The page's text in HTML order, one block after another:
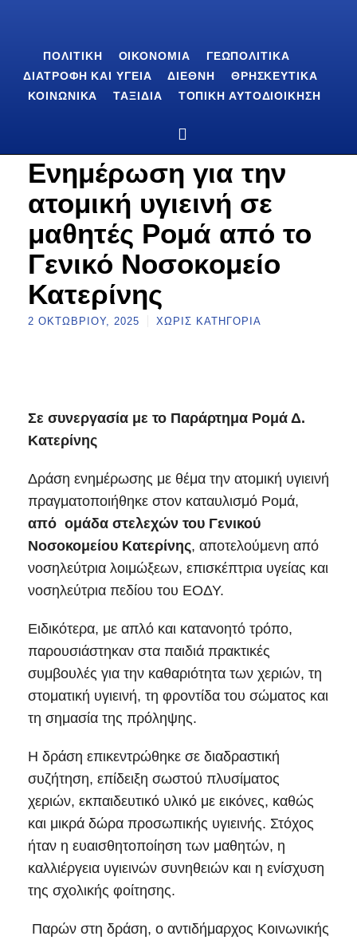
ΠΟΛΙΤΙΚΉ ΟΙΚΟΝΟΜΊΑ
ΓΕΩΠΟΛΙΤΙΚΆ
ΔΙΑΤΡΟΦΉ ΚΑΙ ΥΓΕΊΑ
ΔΙΕΘΝΉ
ΘΡΗΣΚΕΥΤΙΚΆ
ΚΟΙΝΩΝΙΚΆ
ΤΑΞΊΔΙΑ ΤΟΠΙΚΉ ΑΥΤΟΔΙΟΊΚΗΣΗ
Ενημέρωση για την
ατομική υγιεινή σε
μαθητές Ρομά από το
Γενικό Νοσοκομείο
Κατερίνης
2 ΟΚΤΩΒΡΊΟΥ, 2025 ΧΩΡΊΣ ΚΑΤΗΓΟΡΊΑ
Σε συνεργασία με το Παράρτημα Ρομά Δ.
Κατερίνης
Δράση ενημέρωσης με θέμα την ατομική υγιεινή
πραγματοποιήθηκε στον καταυλισμό Ρομά,
από ομάδα στελεχών του Γενικού
Νοσοκομείου Κατερίνης, αποτελούμενη από
νοσηλεύτρια λοιμώξεων, επισκέπτρια υγείας και
νοσηλεύτρια πεδίου του ΕΟΔΥ.
Ειδικότερα, με απλό και κατανοητό τρόπο,
παρουσιάστηκαν στα παιδιά πρακτικές
συμβουλές για την καθαριότητα των χεριών, τη
στοματική υγιεινή, τη φροντίδα του σώματος και
τη σημασία της πρόληψης.
Η δράση επικεντρώθηκε σε διαδραστική
συζήτηση, επίδειξη σωστού πλυσίματος
χεριών, εκπαιδευτικό υλικό με εικόνες, καθώς
και μικρά δώρα προσωπικής υγιεινής. Στόχος
ήταν η ευαισθητοποίηση των μαθητών, η
καλλιέργεια υγιεινών συνηθειών και η ενίσχυση
της σχολικής φοίτησης.
Παρών στη δράση, ο αντιδήμαρχος Κοινωνικής